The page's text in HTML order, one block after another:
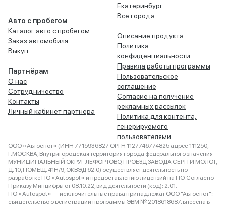
Авто с пробегом
Каталог авто с пробегом
Заказ автомобиля
Выкуп
Партнёрам
О нас
Сотрудничество
Контакты
Личный кабинет партнера
Екатеринбург
Все города
Описание продукта
Политика
конфиденциальности
Правила работы программы
Пользовательское
соглашение
Согласие на получение
рекламных рассылок
Политика для контента,
генерируемого
пользователями
ООО «Автоспот» (ИНН 7715936827 ОРГН 1127746774825 адрес 111250,
Г.МОСКВА, Внутригородская территория города федерального значения
МУНИЦИПАЛЬНЫЙ ОКРУГ ЛЕФОРТОВО, ПРОЕЗД ЗАВОДА СЕРП И МОЛОТ,
Д. 10, ПОМЕЩ. 41Н/9, ОКВЭД 62.0) осуществляет деятельность по
разработке ПО «Autospot» и предоставлению лицензий на ПО. Согласно
Приказу Минцифры от 08.10.22, вид деятельности (код): 2.01.
ПО «Autospot» — исключительные права принадлежат ООО "Автоспот":
свидетельство о регистрации программы ЭВМ № 2018618687, внесена в